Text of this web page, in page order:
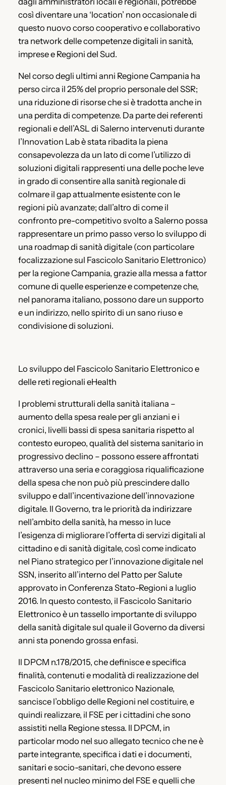
così diventare una ‘location’ non occasionale di
questo nuovo corso cooperativo e collaborativo
tra network delle competenze digitali in sanità,
imprese e Regioni del Sud.
Nel corso degli ultimi anni Regione Campania ha
perso circa il 25% del proprio personale del SSR;
una riduzione di risorse che si è tradotta anche in
una perdita di competenze. Da parte dei referenti
regionali e dell’ASL di Salerno intervenuti durante
l’Innovation Lab è stata ribadita la piena
consapevolezza da un lato di come l’utilizzo di
soluzioni digitali rappresenti una delle poche leve
in grado di consentire alla sanità regionale di
colmare il gap attualmente esistente con le
regioni più avanzate; dall’altro di come il
confronto pre-competitivo svolto a Salerno possa
rappresentare un primo passo verso lo sviluppo di
una roadmap di sanità digitale (con particolare
focalizzazione sul Fascicolo Sanitario Elettronico)
per la regione Campania, grazie alla messa a fattor
comune di quelle esperienze e competenze che,
nel panorama italiano, possono dare un supporto
e un indirizzo, nello spirito di un sano riuso e
condivisione di soluzioni.
Lo sviluppo del Fascicolo Sanitario Elettronico e
delle reti regionali eHealth
I problemi strutturali della sanità italiana –
aumento della spesa reale per gli anziani e i
cronici, livelli bassi di spesa sanitaria rispetto al
contesto europeo, qualità del sistema sanitario in
progressivo declino – possono essere affrontati
attraverso una seria e coraggiosa riqualificazione
della spesa che non può più prescindere dallo
sviluppo e dall’incentivazione dell’innovazione
digitale. Il Governo, tra le priorità da indirizzare
nell’ambito della sanità, ha messo in luce
l’esigenza di migliorare l’offerta di servizi digitali al
cittadino e di sanità digitale, così come indicato
nel Piano strategico per l’innovazione digitale nel
SSN, inserito all’interno del Patto per Salute
approvato in Conferenza Stato-Regioni a luglio
2016. In questo contesto, il Fascicolo Sanitario
Elettronico è un tassello importante di sviluppo
della sanità digitale sul quale il Governo da diversi
anni sta ponendo grossa enfasi.
Il DPCM n.178/2015, che definisce e specifica
finalità, contenuti e modalità di realizzazione del
Fascicolo Sanitario elettronico Nazionale,
sancisce l’obbligo delle Regioni nel costituire, e
quindi realizzare, il FSE per i cittadini che sono
assistiti nella Regione stessa. Il DPCM, in
particolar modo nel suo allegato tecnico che ne è
parte integrante, specifica i dati e i documenti,
sanitari e socio-sanitari, che devono essere
presenti nel nucleo minimo del FSE e quelli che